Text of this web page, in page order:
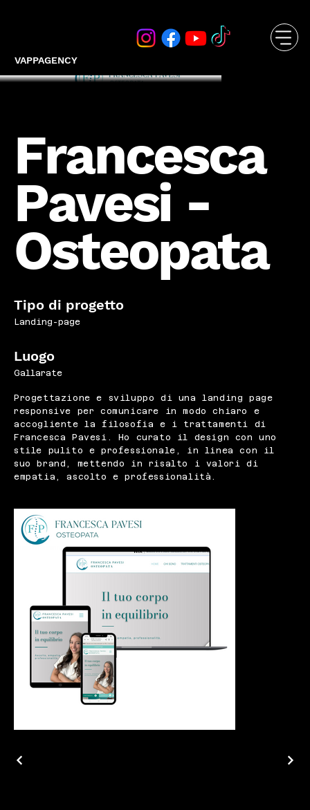
VAPPAGENCY
Francesca
Pavesi -
Osteopata
Tipo di progetto
Landing-page
Luogo
Gallarate
Progettazione e sviluppo di una landing page
responsive per comunicare in modo chiaro e
accogliente la filosofia e i trattamenti di
Francesca Pavesi. Ho curato il design con uno
stile pulito e professionale, in linea con il
suo brand, mettendo in risalto i valori di
empatia, ascolto e professionalità.